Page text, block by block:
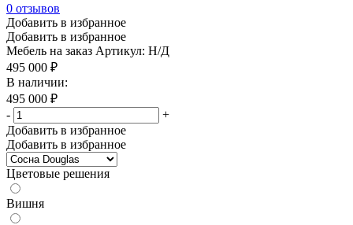
0 отзывов
Добавить в избранное
Добавить в избранное
Мебель на заказ Артикул: Н/Д
495 000 ₽
В наличии:
495 000 ₽
-
+
Добавить в избранное
Добавить в избранное
Цветовые решения
Вишня